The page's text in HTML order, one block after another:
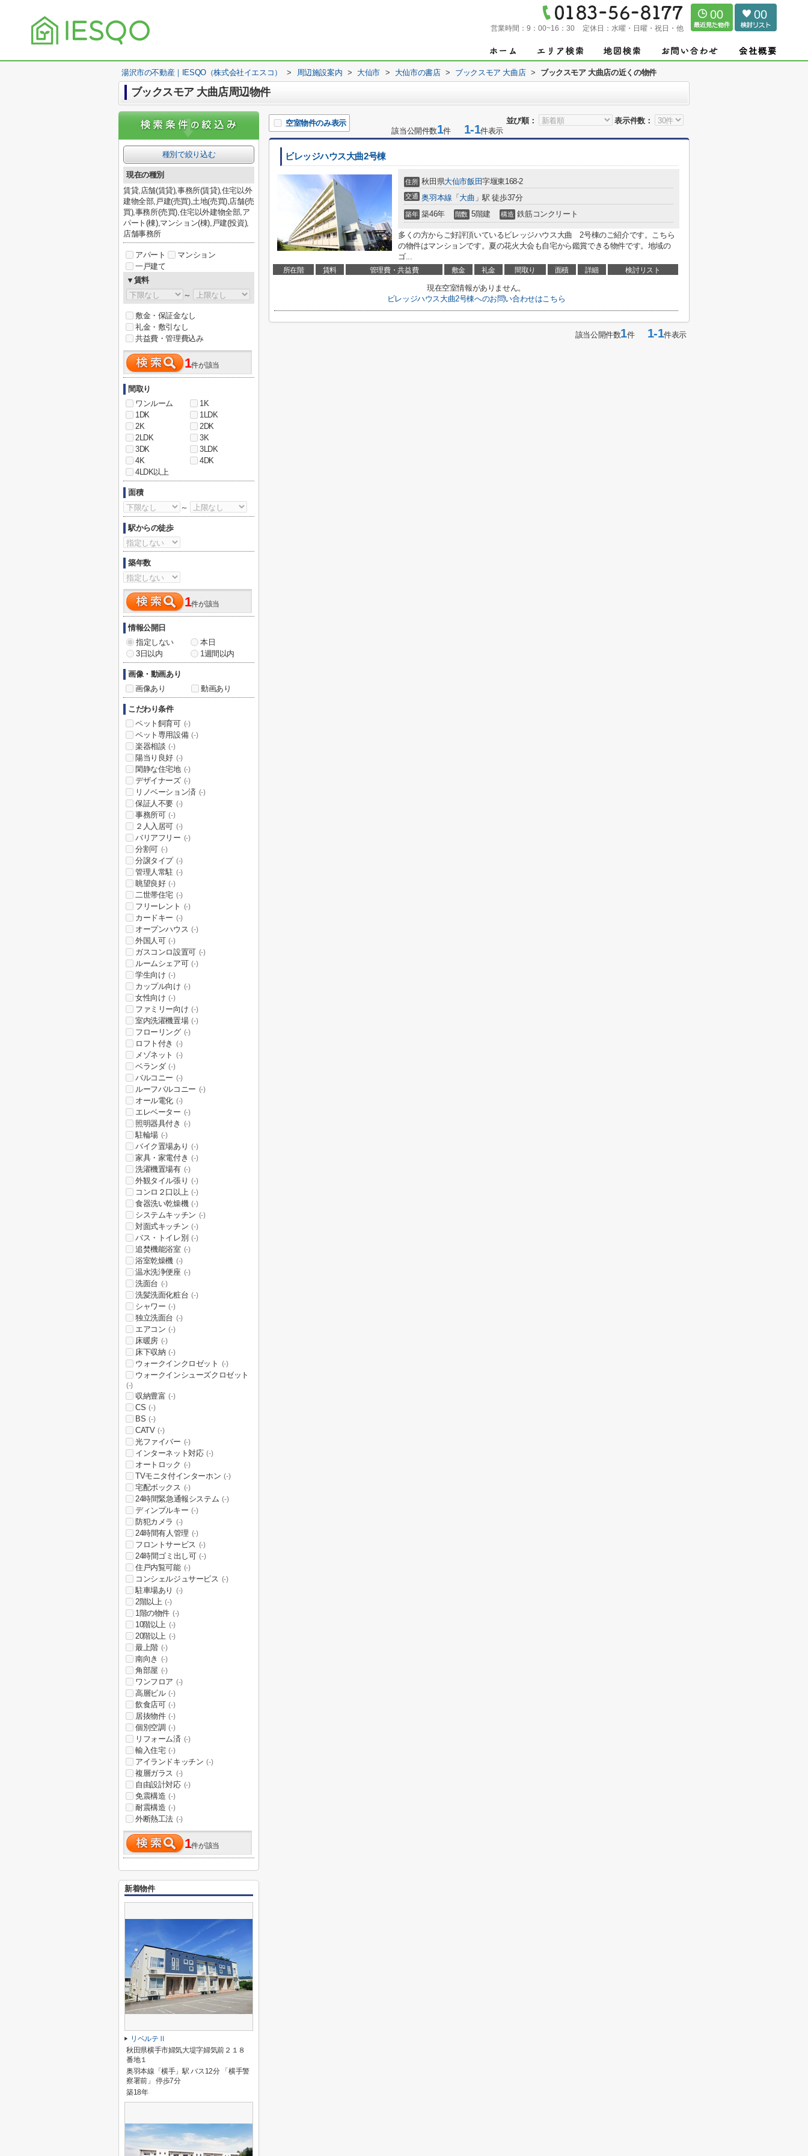
営業時間： 9：00~16：30 定休日： 水曜・日曜・祝日・他
00 00
湯沢市の不動産｜IESQO（株式会社イエスコ） > 周辺施設案内 > 大仙市 > 大仙市の書店 > ブックスモア 大曲店 > ブックスモア 大曲店の近くの物件
ブックスモア 大曲店周辺物件
並び順： 表示件数：
空室物件のみ表示
該当公開件数1件 1-1件表示
ビレッジハウス大曲2号棟
住所 秋田県大仙市飯田字堰東168-2
交通 奥羽本線 「 大曲 」駅 徒歩37分
築年 築46年 階数 5階建 構造 鉄筋コンクリート
多くの方からご好評頂いているビレッジハウス大曲 2号棟のご紹介です。こちら
の物件はマンションです。夏の花火大会も自宅から鑑賞できる物件です。地域の
ゴ...
所在階 賃料 管理費・共益費 敷金 礼金 間取り 面積 詳細 検討リスト
現在空室情報がありません。
ビレッジハウス大曲2号棟へのお問い合わせはこちら
該当公開件数1件1-1件表示
種別で絞り込む
現在の種別
賃貸,店舗(賃貸),事務所(賃貸),住宅以外
建物全部,戸建(売買),土地(売買),店舗(売
買),事務所(売買),住宅以外建物全部,ア
パート(棟),マンション(棟),戸建(投資),
店舗事務所
アパート
マンション
一戸建て
▼賃料
～
敷金・保証金なし
礼金・敷引なし
共益費・管理費込み
1件が該当
間取り
ワンルーム
1K
1DK
1LDK
2K
2DK
2LDK
3K
3DK
3LDK
4K
4DK
4LDK以上
面積
～
駅からの徒歩
築年数
1件が該当
情報公開日
指定しない
本日
3日以内
1週間以内
画像・動画あり
画像あり
動画あり
こだわり条件
ペット飼育可 (-)
ペット専用設備 (-)
楽器相談 (-)
陽当り良好 (-)
閑静な住宅地 (-)
デザイナーズ (-)
リノベーション済 (-)
保証人不要 (-)
事務所可 (-)
２人入居可 (-)
バリアフリー (-)
分割可 (-)
分譲タイプ (-)
管理人常駐 (-)
眺望良好 (-)
二世帯住宅 (-)
フリーレント (-)
カードキー (-)
オープンハウス (-)
外国人可 (-)
ガスコンロ設置可 (-)
ルームシェア可 (-)
学生向け (-)
カップル向け (-)
女性向け (-)
ファミリー向け (-)
室内洗濯機置場 (-)
フローリング (-)
ロフト付き (-)
メゾネット (-)
ベランダ (-)
バルコニー (-)
ルーフバルコニー (-)
オール電化 (-)
エレベーター (-)
照明器具付き (-)
駐輪場 (-)
バイク置場あり (-)
家具・家電付き (-)
洗濯機置場有 (-)
外観タイル張り (-)
コンロ２口以上 (-)
食器洗い乾燥機 (-)
システムキッチン (-)
対面式キッチン (-)
バス・トイレ別 (-)
追焚機能浴室 (-)
浴室乾燥機 (-)
温水洗浄便座 (-)
洗面台 (-)
洗髪洗面化粧台 (-)
シャワー (-)
独立洗面台 (-)
エアコン (-)
床暖房 (-)
床下収納 (-)
ウォークインクロゼット (-)
ウォークインシューズクロゼット
(-)
収納豊富 (-)
CS (-)
BS (-)
CATV (-)
光ファイバー (-)
インターネット対応 (-)
オートロック (-)
TVモニタ付インターホン (-)
宅配ボックス (-)
24時間緊急通報システム (-)
ディンプルキー (-)
防犯カメラ (-)
24時間有人管理 (-)
フロントサービス (-)
24時間ゴミ出し可 (-)
住戸内覧可能 (-)
コンシェルジュサービス (-)
駐車場あり (-)
2階以上 (-)
1階の物件 (-)
10階以上 (-)
20階以上 (-)
最上階 (-)
南向き (-)
角部屋 (-)
ワンフロア (-)
高層ビル (-)
飲食店可 (-)
居抜物件 (-)
個別空調 (-)
リフォーム済 (-)
輸入住宅 (-)
アイランドキッチン (-)
複層ガラス (-)
自由設計対応 (-)
免震構造 (-)
耐震構造 (-)
外断熱工法 (-)
1件が該当
新着物件
リベルテⅡ
秋田県横手市婦気大堤字婦気前２１８
番地１
奥羽本線「横手」駅 バス12分 「横手警
察署前」 停歩7分
築18年